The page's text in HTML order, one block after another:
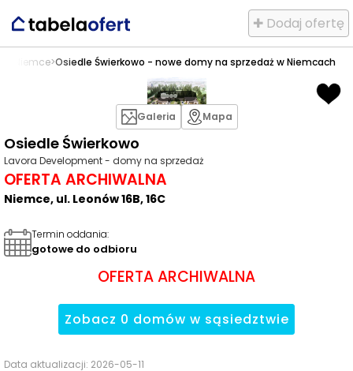
✚ Dodaj ofertę
Niemce>Osiedle Świerkowo - nowe domy na sprzedaż w Niemcach
Osiedle Świerkowo
Lavora Development - domy na sprzedaż
OFERTA ARCHIWALNA
Niemce, ul. Leonów 16B, 16C
Galeria Mapa
Termin oddania:
gotowe do odbioru
OFERTA ARCHIWALNA
Zobacz 0 domów w sąsiedztwie
Data aktualizacji: 2026-05-11